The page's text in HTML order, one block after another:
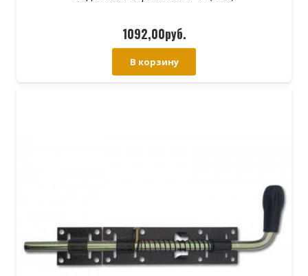
1092,00руб.
В корзину